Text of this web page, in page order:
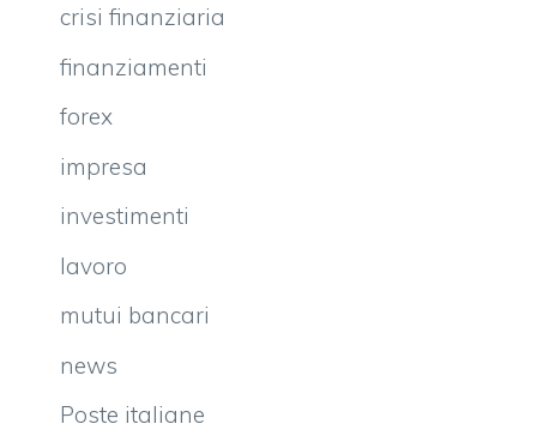
crisi finanziaria
finanziamenti
forex
impresa
investimenti
lavoro
mutui bancari
news
Poste italiane